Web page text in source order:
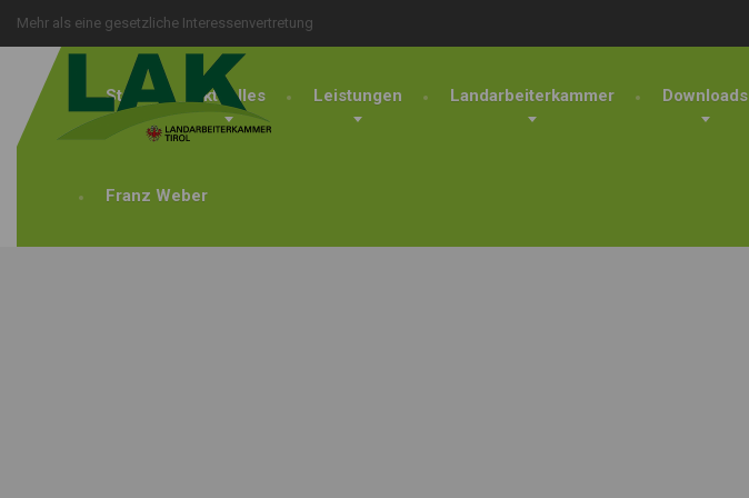
Mehr als eine gesetzliche Interessenvertretung
Start Aktuelles Leistungen Landarbeiterkammer Downloads
Franz Weber